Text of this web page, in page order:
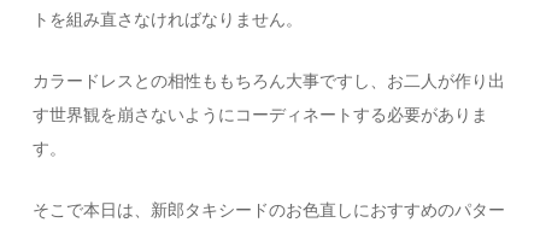
トを組み直さなければなりません。
カラードレスとの相性ももちろん大事ですし、お二人が作り出
す世界観を崩さないようにコーディネートする必要がありま
す。
そこで本日は、新郎タキシードのお色直しにおすすめのパター